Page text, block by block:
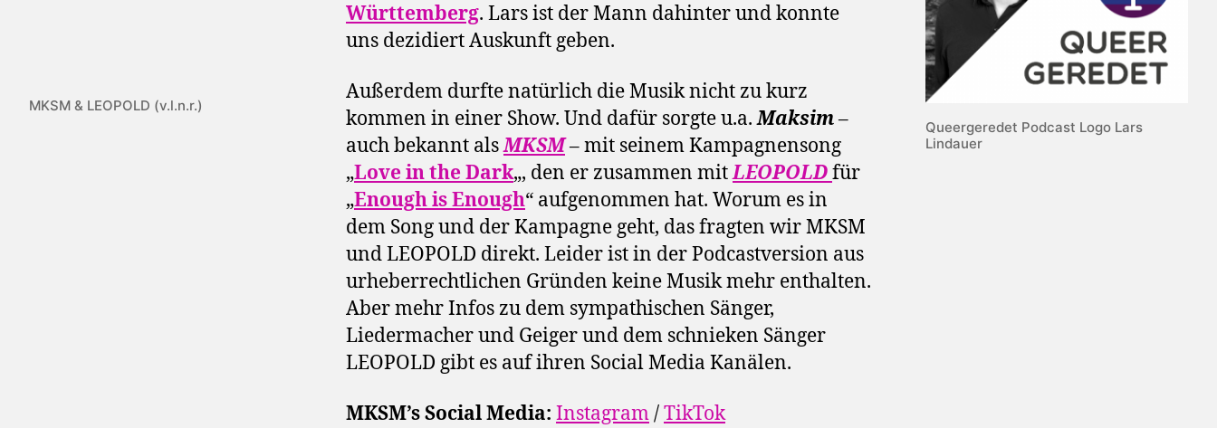
Queergeredet Podcast Logo Lars
Lindauer
Württemberg. Lars ist der Mann dahinter und konnte
uns dezidiert Auskunft geben.
MKSM & LEOPOLD (v.l.n.r.)
Außerdem durfte natürlich die Musik nicht zu kurz
kommen in einer Show. Und dafür sorgte u.a.Maksim–
auch bekannt alsMKSM– mit seinem Kampagnensong
„Love in the Dark„, den er zusammen mitLEOPOLDfür
„Enough is Enough“ aufgenommen hat. Worum es in
dem Song und der Kampagne geht, das fragten wir MKSM
und LEOPOLD direkt. Leider ist in der Podcastversion aus
urheberrechtlichen Gründen keine Musik mehr enthalten.
Aber mehr Infos zu dem sympathischen Sänger,
Liedermacher und Geiger und dem schnieken Sänger
LEOPOLD gibt es auf ihren Social Media Kanälen.
MKSM’s Social Media: Instagram/TikTok